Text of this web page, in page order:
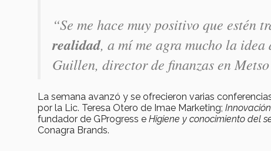
“Se me hace muy positivo que estén
realidad, a mí me agra mucho la
Guillen, director de finanzas en Metso
La semana avanzó y se ofrecieron varias
por la Lic. Teresa Otero de Imae Marketing;
fundador de GProgress e Higiene y conocimiento del
Conagra Brands.